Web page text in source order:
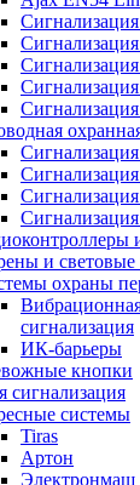
и световые
охраны
сигнализация
ИК-барьеры
кнопки
сигнализация
системы
Tiras
Артон
Электронмаш